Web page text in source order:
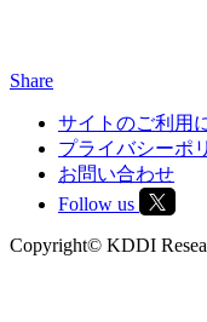
Share
サイトのご利用
プライバシーポ
お問い合わせ
Follow us
Copyright© KDDI